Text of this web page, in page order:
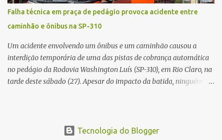
concluir a suposta atualização cadastral. Após realizar o
procedimento, a conta bancária ficou bloqueada por algumas
horas. Sem conseguir acessar o sistema, a vítima tentou
novamente contato com o suposto gerente, mas não obteve
resposta. Na segunda-fe...
Falha técnica em praça de pedágio provoca acidente entre
caminhão e ônibus na SP-310
Um acidente envolvendo um ônibus e um caminhão causou a
interdição temporária de uma das pistas de cobrança automática
no pedágio da Rodovia Washington Luís (SP-310), em Rio Claro, na
tarde deste sábado (27). Apesar do impacto da batida, ninguém
aconteceu devido a uma falha técnica na praça de cobrança.
Tecnologia do Blogger